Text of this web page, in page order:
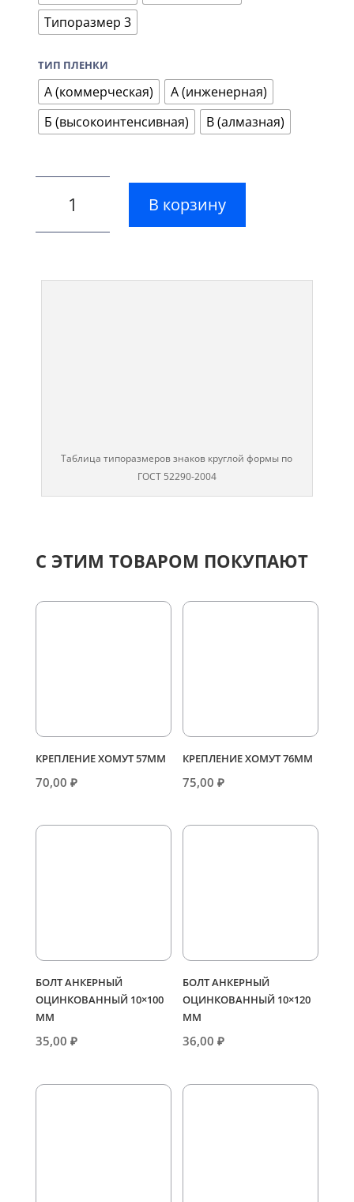
Типоразмер 3
ТИП ПЛЕНКИ
А (коммерческая)
А (инженерная)
Б (высокоинтенсивная)
В (алмазная)
В корзину
Таблица типоразмеров знаков круглой формы по
ГОСТ 52290-2004
С ЭТИМ ТОВАРОМ ПОКУПАЮТ
КРЕПЛЕНИЕ ХОМУТ 57ММ
70,00 ₽
КРЕПЛЕНИЕ ХОМУТ 76ММ
75,00₽
БОЛТ АНКЕРНЫЙ
ОЦИНКОВАННЫЙ 10×100
ММ
35,00 ₽
БОЛТ АНКЕРНЫЙ
ОЦИНКОВАННЫЙ 10×120
ММ
36,00₽